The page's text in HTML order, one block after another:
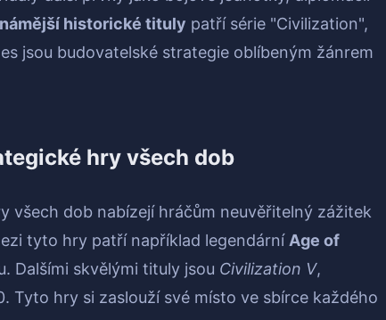
historické tituly patří série "Civilization",
jsou budovatelské strategie oblíbeným žánrem
hry všech dob
všech dob nabízejí hráčům neuvěřitelný zážitek
tyto hry patří například legendárníAge of
Dalšími skvělými tituly jsou Civilization V,
Tyto hry si zaslouží své místo ve sbírce každého